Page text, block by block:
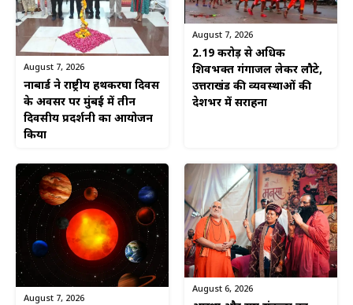
August 7, 2026
नाबार्ड ने राष्ट्रीय हथकरघा दिवस
के अवसर पर मुंबई में तीन
दिवसीय प्रदर्शनी का आयोजन
किया
August 7, 2026
2.19 करोड़ से अधिक
शिवभक्त गंगाजल लेकर लौटे,
उत्तराखंड की व्यवस्थाओं की
देशभर में सराहना
August 7, 2026
August 6, 2026